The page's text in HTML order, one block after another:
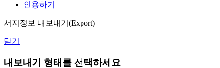
인용하기
서지정보 내보내기(Export)
닫기
내보내기 형태를 선택하세요